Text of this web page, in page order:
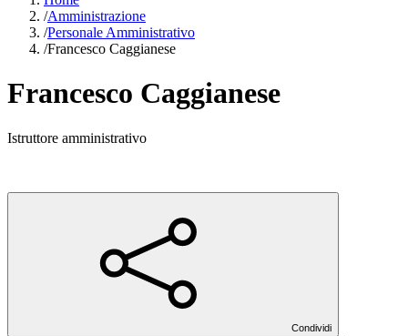
/Amministrazione
/Personale Amministrativo
/Francesco Caggianese
Francesco Caggianese
Istruttore amministrativo
Condividi